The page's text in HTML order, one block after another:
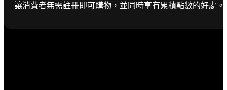
讓消費者無需註冊即可購物，並同時享有累積點數的好處。